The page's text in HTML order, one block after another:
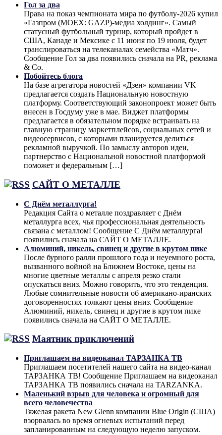
Гол за два
Права на показ чемпионата мира по футболу-2026 купил
«Газпром (MOEX: GAZP)-медиа холдинг». Самый
статусный футбольный турнир, который пройдет в
США, Канаде и Мексике с 11 июня по 19 июля, будет
транслироваться на телеканалах семейства «Матч».
Сообщение Гол за два появились сначала на PR, реклама
& Co.
Побойтесь блога
На базе агрегатора новостей «Дзен» компании VK
предлагается создать Национальную новостную
платформу. Соответствующий законопроект может быть
внесен в Госдуму уже в мае. Виджет платформы
предлагается в обязательном порядке встраивать на
главную страницу маркетплейсов, социальных сетей и
видеосервисов, с которыми планируется делиться
рекламной выручкой. По замыслу авторов идеи,
партнерство с Национальной новостной платформой
поможет и федеральным […]
САЙТ О МЕТАЛЛЕ
С Днём металлурга!
Редакция Сайта о металле поздравляет с Днём
металлурга всех, чья профессиональная деятельность
связана с металлом! Сообщение С Днём металлурга!
появились сначала на САЙТ О МЕТАЛЛЕ.
Алюминий, никель, свинец и другие в крутом пике
После бурного ралли прошлого года и неуемного роста,
вызванного войной на Ближнем Востоке, цены на
многие цветные металлы с апреля резко стали
опускаться вниз. Можно говорить, что это тенденция.
Любые сомнительные новости об американо-иранских
договоренностях толкают цены вниз. Сообщение
Алюминий, никель, свинец и другие в крутом пике
появились сначала на САЙТ О МЕТАЛЛЕ.
Маятник приключений
Приглашаем на видеоканал ТАРЗАНКА ТВ
Приглашаем посетителей нашего сайта на видео-канал
ТАРЗАНКА ТВ! Сообщение Приглашаем на видеоканал
ТАРЗАНКА ТВ появились сначала на TARZANKA.
Маленький взрыв для человека и огромный для
всего человечества
Тяжелая ракета New Glenn компании Blue Origin (США)
взорвалась во время огневых испытаний перед
запланированным на следующую неделю запуском.